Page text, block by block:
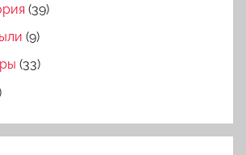
(39)
(9)
(33)